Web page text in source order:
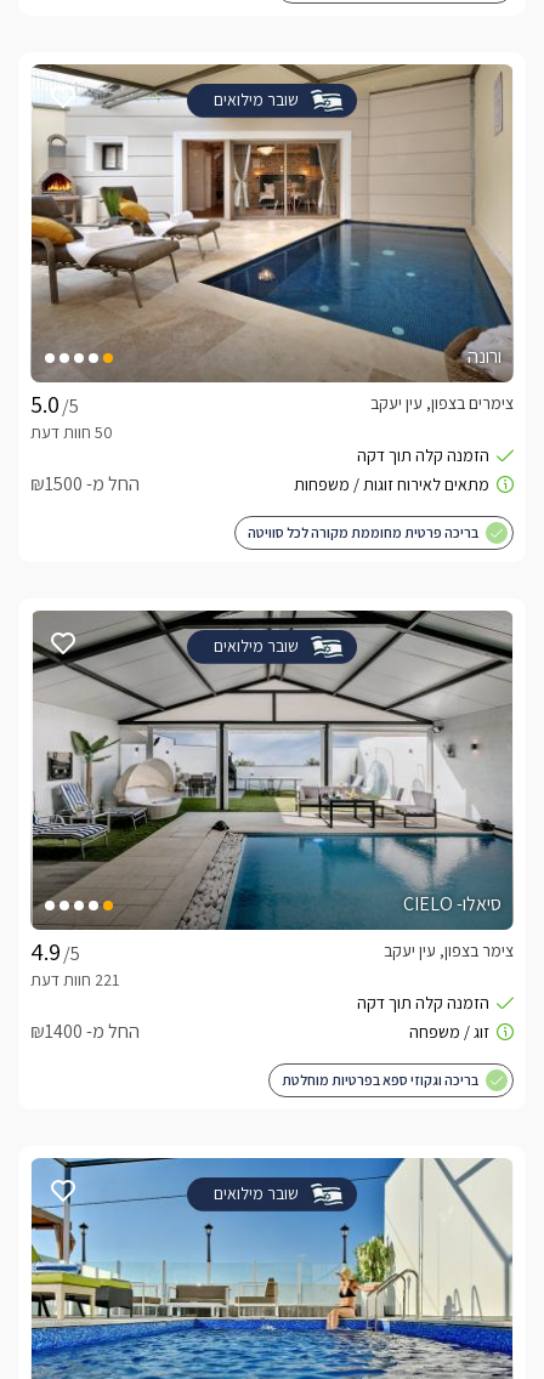
שובר מילואים
ורונה
/5
צימרים בצפון, עין יעקב
החל מ- ₪1500
בריכה פרטית מחוממת מקורה לכל סוויטה
שובר מילואים
סיאלו- CIELO
/5
צימר בצפון, עין יעקב
החל מ- ₪1400
בריכה וגקוזי ספא בפרטיות מוחלטת
שובר מילואים